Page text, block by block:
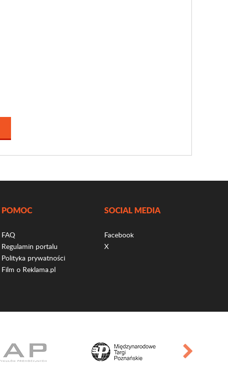
POMOC
FAQ
Regulamin portalu
Polityka prywatności
Film o Reklama.pl
SOCIAL MEDIA
Facebook
X